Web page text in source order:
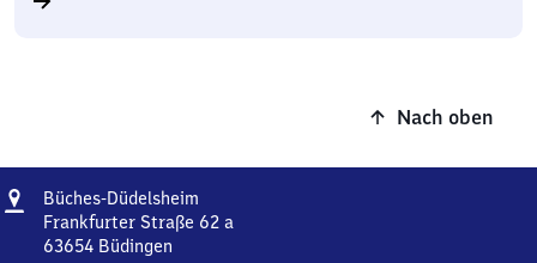
Nach oben
Adresse
Büches-Düdelsheim
Düdelsheim
Frankfurter Straße 62 a
63654 Büdingen